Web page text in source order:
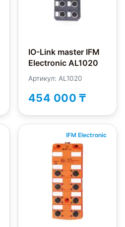
IO-Link master IFM
Electronic AL1020
Артикул: AL1020
454 000 ₸
IFM Electronic